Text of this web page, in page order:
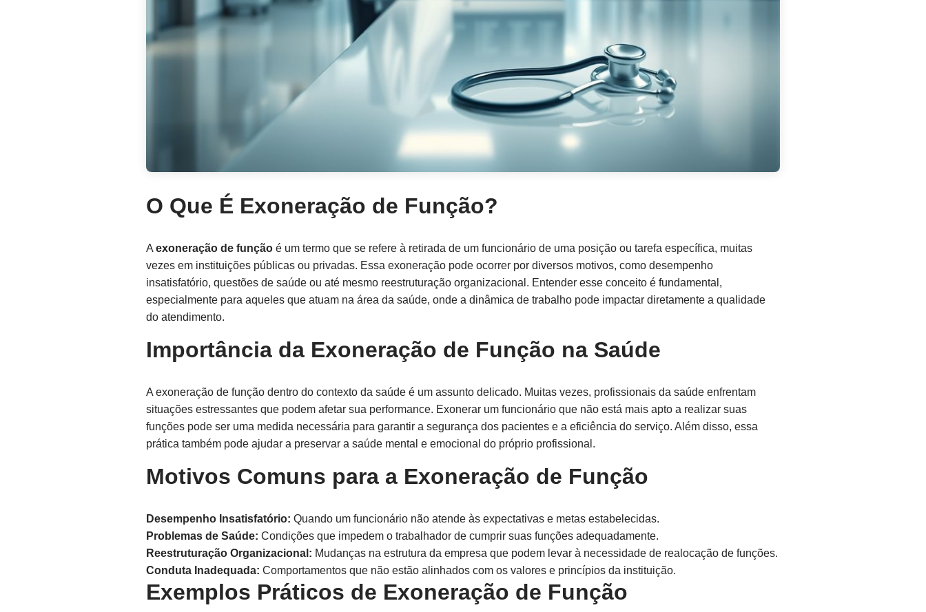
O Que É Exoneração de Função?
A exoneração de função é um termo que se refere à retirada de um funcionário de uma posição ou tarefa específica, muitas
vezes em instituições públicas ou privadas. Essa exoneração pode ocorrer por diversos motivos, como desempenho
insatisfatório, questões de saúde ou até mesmo reestruturação organizacional. Entender esse conceito é fundamental,
especialmente para aqueles que atuam na área da saúde, onde a dinâmica de trabalho pode impactar diretamente a qualidade
do atendimento.
Importância da Exoneração de Função na Saúde
A exoneração de função dentro do contexto da saúde é um assunto delicado. Muitas vezes, profissionais da saúde enfrentam
situações estressantes que podem afetar sua performance. Exonerar um funcionário que não está mais apto a realizar suas
funções pode ser uma medida necessária para garantir a segurança dos pacientes e a eficiência do serviço. Além disso, essa
prática também pode ajudar a preservar a saúde mental e emocional do próprio profissional.
Motivos Comuns para a Exoneração de Função
Desempenho Insatisfatório: Quando um funcionário não atende às expectativas e metas estabelecidas.
Problemas de Saúde: Condições que impedem o trabalhador de cumprir suas funções adequadamente.
Reestruturação Organizacional: Mudanças na estrutura da empresa que podem levar à necessidade de realocação de funções.
Conduta Inadequada: Comportamentos que não estão alinhados com os valores e princípios da instituição.
Exemplos Práticos de Exoneração de Função